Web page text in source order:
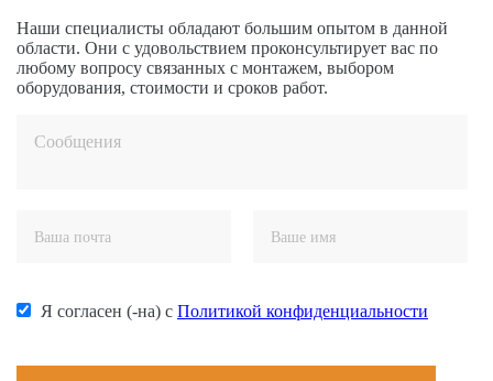
Наши специалисты обладают большим опытом в данной
области. Они с удовольствием проконсультирует вас по
любому вопросу связанных с монтажем, выбором
оборудования, стоимости и сроков работ.
Я согласен (-на) с Политикой конфиденциальности